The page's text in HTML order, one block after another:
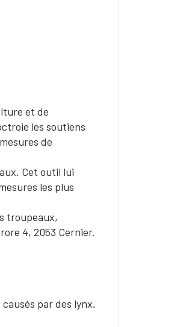
et de
les soutiens
de
Cet outil lui
les plus
troupeaux,
4, 2053 Cernier.
par des lynx.